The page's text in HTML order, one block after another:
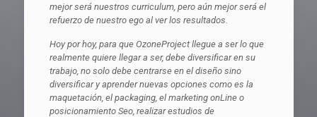
mejor será nuestros curriculum, pero aún mejor será el
refuerzo de nuestro ego al ver los resultados.
Hoy por hoy, para que OzoneProject llegue a ser lo que
realmente quiere llegar a ser, debe diversificar en su
trabajo, no solo debe centrarse en el diseño sino
diversificar y aprender nuevas opciones como es la
maquetación, el packaging, el marketing onLine o
posicionamiento Seo, realizar estudios de